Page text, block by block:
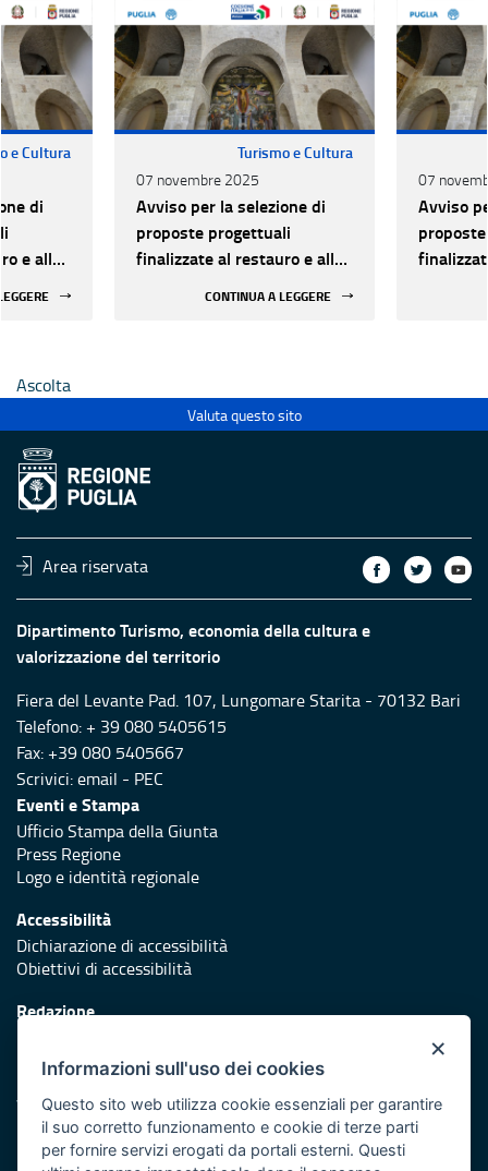
e Cultura
di
e alla
Turismo e Cultura
07 novembre 2025
Avviso per la selezione di
proposte progettuali
finalizzate al restauro e alla
CONTINUA A LEGGERE
07
Avviso
Ascolta
Valuta questo sito
Area riservata
Dipartimento Turismo, economia della cultura e
valorizzazione del territorio
Fiera del Levante Pad. 107, Lungomare Starita - 70132 Bari
Telefono: + 39 080 5405615
Fax: +39 080 5405667
Scrivici:email - PEC
Eventi e Stampa
Ufficio Stampa della Giunta
Press Regione
Logo e identità regionale
Accessibilità
Dichiarazione di accessibilità
Obiettivi di accessibilità
Redazione
Protezione civile
Vai al sito di Protezione Civile Puglia
Iniziativa finanziata con risorse del POR Puglia 2014/2020 -
×
Informazioni sull'uso dei cookies
Questo sito web utilizza cookie essenziali per garantire
il suo corretto funzionamento e cookie di terze parti
per fornire servizi erogati da portali esterni. Questi